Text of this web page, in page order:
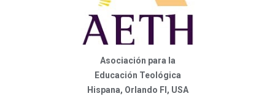
Asociación para la
Educación Teológica
Hispana, Orlando Fl, USA